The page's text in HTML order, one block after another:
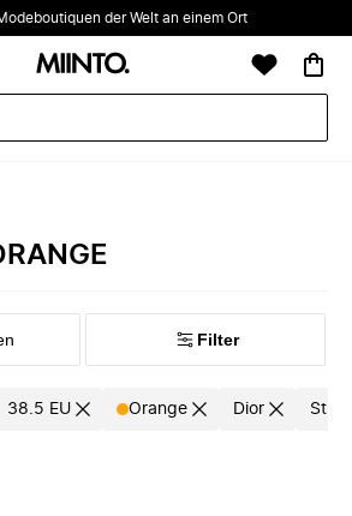
der Welt an einem Ort
Filter
38.5 EU Orange Dior